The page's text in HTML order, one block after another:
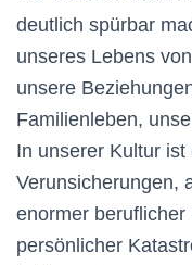
deutlich spürbar
unseres Lebens
unsere
Familienleben,
In unserer Kultur
Verunsicherungen,
enormer
persönlicher